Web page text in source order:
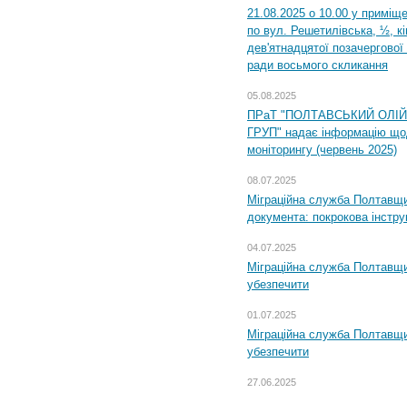
21.08.2025 о 10.00 у
по вул. Решетилівська, ½,
дев'ятнадцятої
ради восьмого скликання
05.08.2025
ПРаТ "ПОЛТАВСЬКИЙ
ГРУП" надає інформацію
моніторингу (червень 2025)
08.07.2025
Міграційна служба
документа: покрокова
04.07.2025
Міграційна служба
убезпечити
01.07.2025
Міграційна служба
убезпечити
27.06.2025